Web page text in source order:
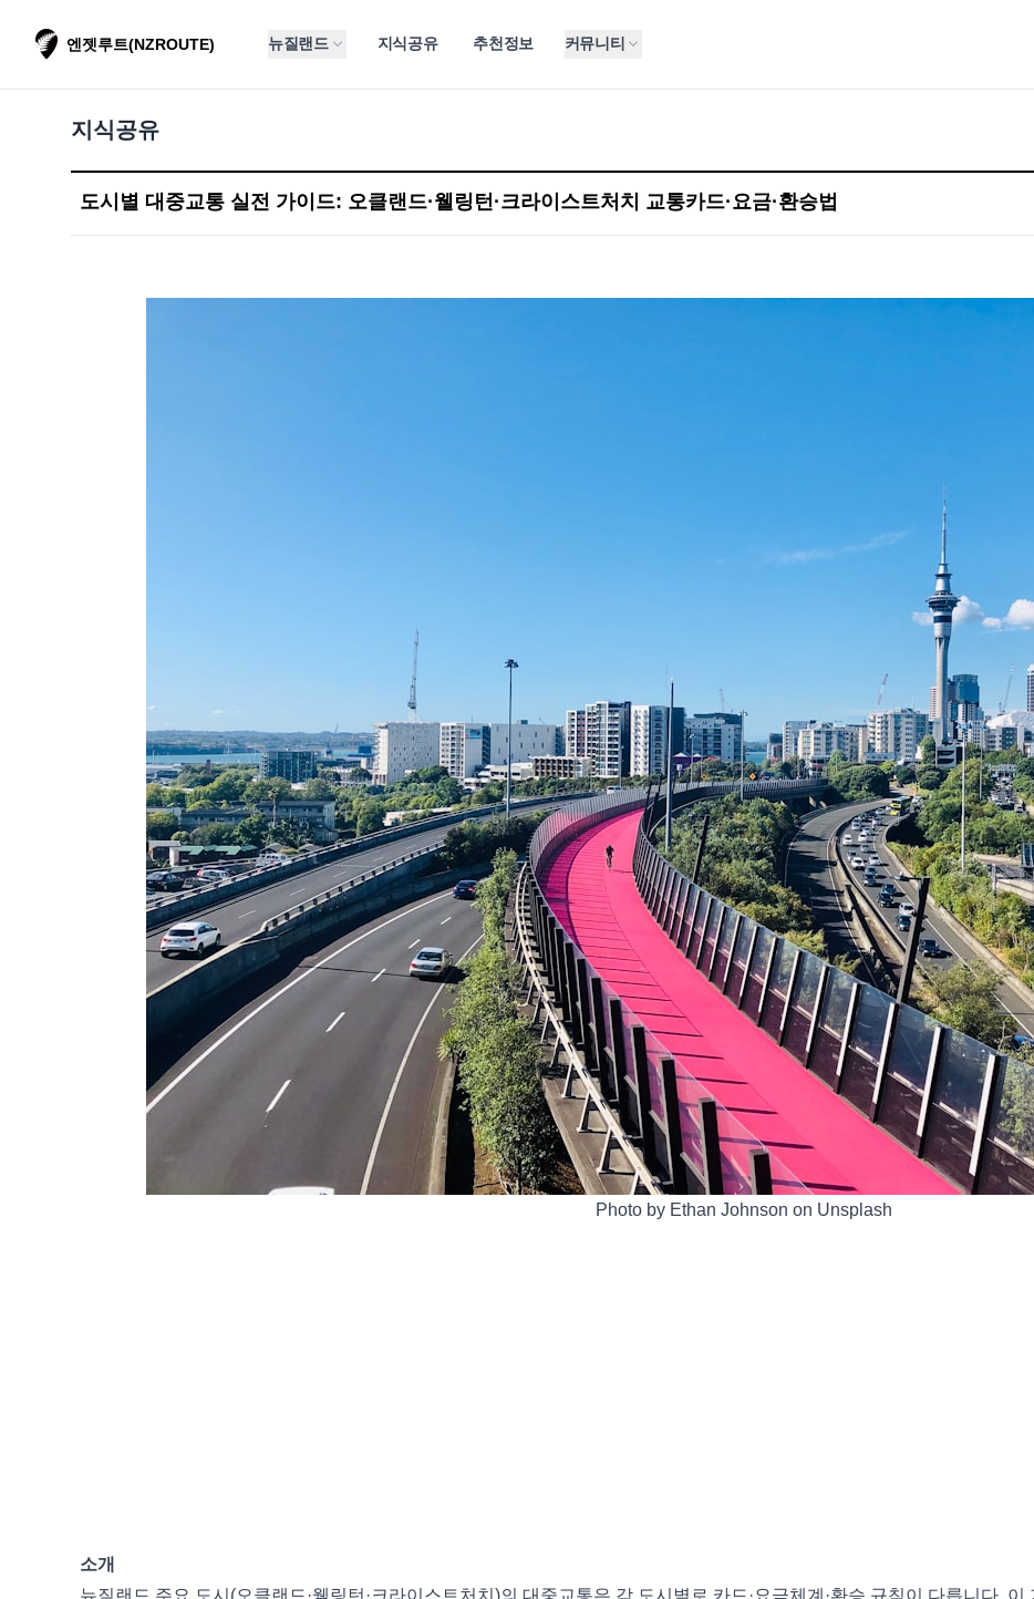
엔젯루트(NZROUTE) 뉴질랜드 지식공유 추천정보 커뮤니티
지식공유
도시별 대중교통 실전 가이드: 오클랜드·웰링턴·크라이스트처치 교통카드·요금·환승법
Photo by Ethan Johnson on Unsplash
소개
뉴질랜드 주요 도시(오클랜드·웰링턴·크라이스트처치)의 대중교통은 각 도시별로 카드·요금체계·환승 규칙이 다릅니다.